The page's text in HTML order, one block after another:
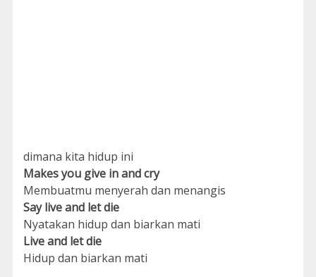
dimana kita hidup ini
Makes you give in and cry
Membuatmu menyerah dan menangis
Say live and let die
Nyatakan hidup dan biarkan mati
Live and let die
Hidup dan biarkan mati